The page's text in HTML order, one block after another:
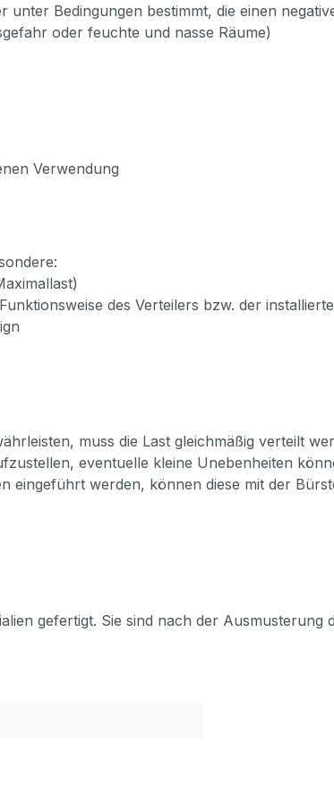
Bedingungen bestimmt, die einen
oder feuchte und nasse Räume)
Verwendung
des Verteilers bzw. der
muss die Last gleichmäßig verteilt
eventuelle kleine Unebenheiten
eingeführt werden, können diese mit der
gefertigt. Sie sind nach der